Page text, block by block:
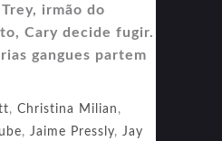
irmão do
Cary decide fugir.
gangues partem
, Christina Milian ,
, Jaime Pressly, Jay